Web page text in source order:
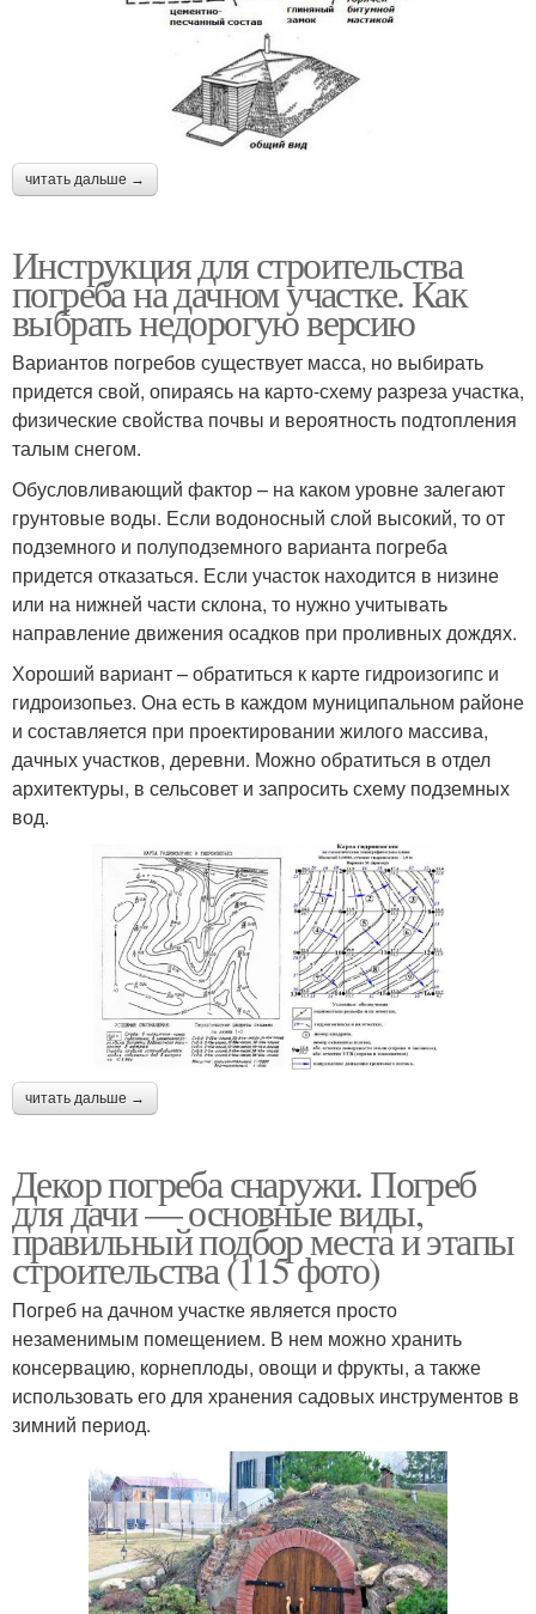
читать дальше →
Инструкция для строительства
погреба на дачном участке. Как
выбрать недорогую версию
Вариантов погребов существует масса, но выбирать
придется свой, опираясь на карто-схему разреза участка,
физические свойства почвы и вероятность подтопления
талым снегом.
Обусловливающий фактор – на каком уровне залегают
грунтовые воды. Если водоносный слой высокий, то от
подземного и полуподземного варианта погреба
придется отказаться. Если участок находится в низине
или на нижней части склона, то нужно учитывать
направление движения осадков при проливных дождях.
Хороший вариант – обратиться к карте гидроизогипс и
гидроизопьез. Она есть в каждом муниципальном районе
и составляется при проектировании жилого массива,
дачных участков, деревни. Можно обратиться в отдел
архитектуры, в сельсовет и запросить схему подземных
вод.
читать дальше →
Декор погреба снаружи. Погреб
для дачи — основные виды,
правильный подбор места и этапы
строительства (115 фото)
Погреб на дачном участке является просто
незаменимым помещением. В нем можно хранить
консервацию, корнеплоды, овощи и фрукты, а также
использовать его для хранения садовых инструментов в
зимний период.